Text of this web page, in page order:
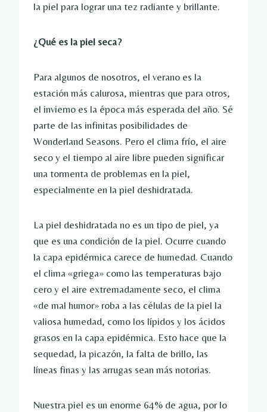
la piel para lograr una tez radiante y brillante.
¿Qué es la piel seca?
Para algunos de nosotros, el verano es la
estación más calurosa, mientras que para otros,
el invierno es la época más esperada del año. Sé
parte de las infinitas posibilidades de
Wonderland Seasons. Pero el clima frío, el aire
seco y el tiempo al aire libre pueden significar
una tormenta de problemas en la piel,
especialmente en la piel deshidratada.
La piel deshidratada no es un tipo de piel, ya
que es una condición de la piel. Ocurre cuando
la capa epidérmica carece de humedad. Cuando
el clima «griega» como las temperaturas bajo
cero y el aire extremadamente seco, el clima
«de mal humor» roba a las células de la piel la
valiosa humedad, como los lípidos y los ácidos
grasos en la capa epidérmica. Esto hace que la
sequedad, la picazón, la falta de brillo, las
líneas finas y las arrugas sean más notorias.
Nuestra piel es un enorme 64% de agua, por lo